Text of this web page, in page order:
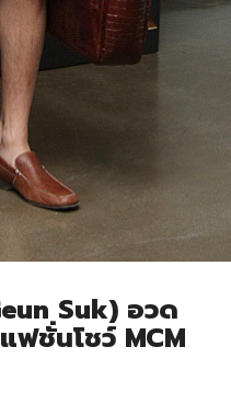
Suk) อวด
แฟชั่นโชว์ MCM